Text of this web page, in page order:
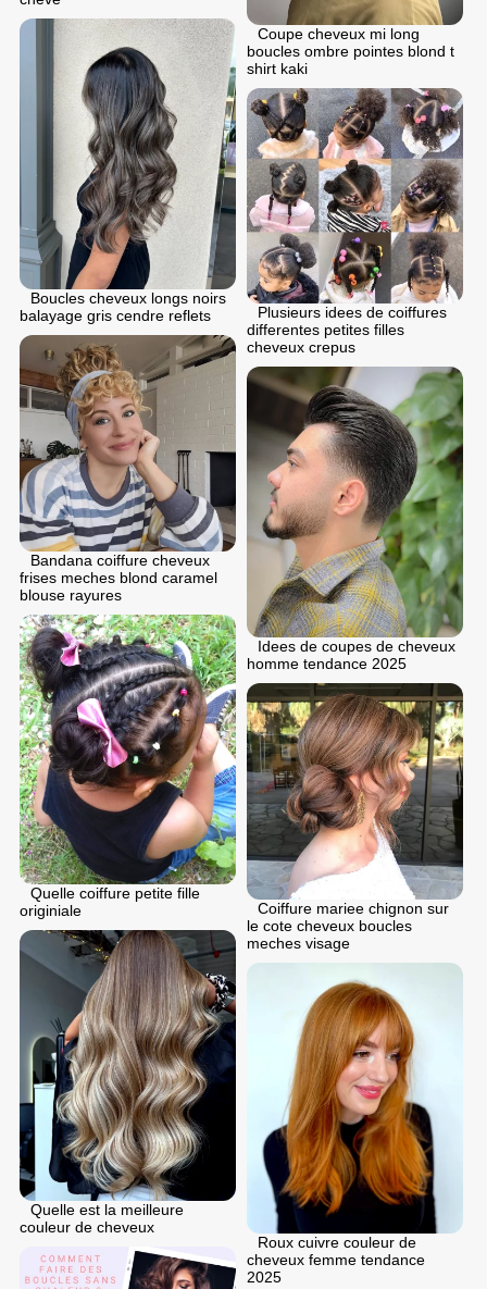
Coupe cheveux mi long
boucles ombre pointes blond t
shirt kaki
Boucles cheveux longs noirs
balayage gris cendre reflets
Plusieurs idees de coiffures
differentes petites filles
cheveux crepus
Bandana coiffure cheveux
frises meches blond caramel
blouse rayures
Idees de coupes de cheveux
homme tendance 2025
Quelle coiffure petite fille
originiale
Coiffure mariee chignon sur
le cote cheveux boucles
meches visage
Quelle est la meilleure
couleur de cheveux
Roux cuivre couleur de
cheveux femme tendance
2025